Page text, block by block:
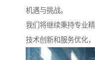
机遇与挑战。
我们将继续秉持专业
技术创新和服务优化